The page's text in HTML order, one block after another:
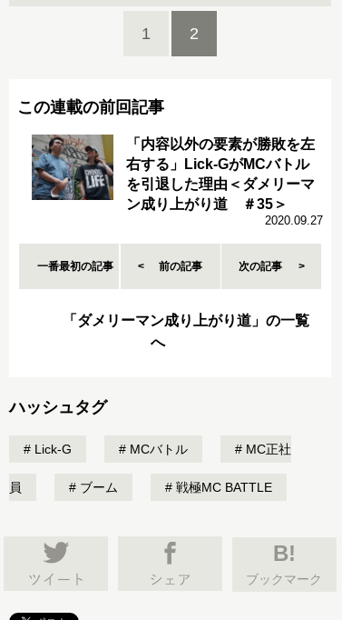
1 2
この連載の前回記事
「内容以外の要素が勝敗を左
右する」Lick-GがMCバトル
を引退した理由＜ダメリーマ
ン成り上がり道 ＃35＞
2020.09.27
一番最初の記事 前の記事 次の記事
「ダメリーマン成り上がり道」の一覧
へ
ハッシュタグ
Lick-G MCバトル MC正社
員 ブーム 戦極MC BATTLE
B!
ブックマーク